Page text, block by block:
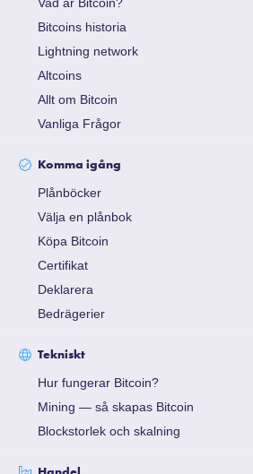
Bitcoins historia
Lightning network
Altcoins
Allt om Bitcoin
Vanliga Frågor
Komma igång
Plånböcker
Välja en plånbok
Köpa Bitcoin
Certifikat
Deklarera
Bedrägerier
Tekniskt
Hur fungerar Bitcoin?
Mining — så skapas Bitcoin
Blockstorlek och skalning